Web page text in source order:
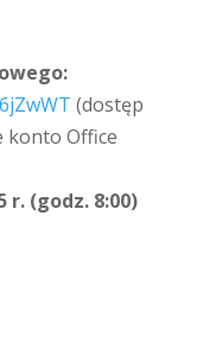
(dostęp
konto Office
r. (godz. 8:00)